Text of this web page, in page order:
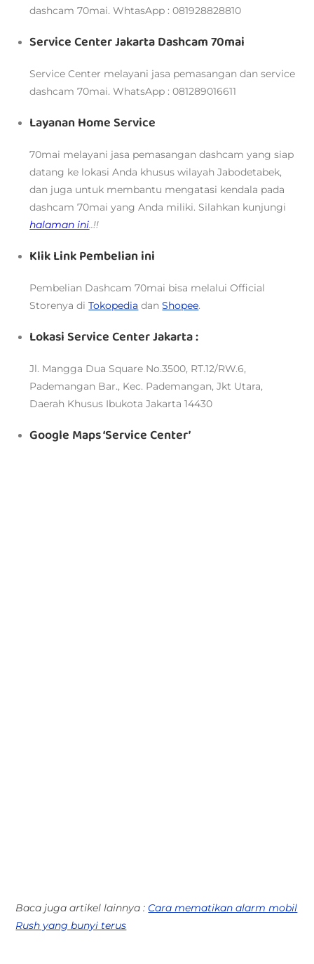
dashcam 70mai. WhtasApp : 081928828810
Service Center Jakarta Dashcam 70mai
Service Center melayani jasa pemasangan dan service
dashcam 70mai. WhatsApp : 081289016611
Layanan Home Service
70mai melayani jasa pemasangan dashcam yang siap
datang ke lokasi Anda khusus wilayah Jabodetabek,
dan juga untuk membantu mengatasi kendala pada
dashcam 70mai yang Anda miliki. Silahkan kunjungi
halaman ini..!!
Klik Link Pembelian ini
Pembelian Dashcam 70mai bisa melaluiOfficial
Storenya diTokopedia danShopee.
Lokasi Service Center Jakarta :
Jl. Mangga Dua Square No.3500, RT.12/RW.6,
Pademangan Bar., Kec. Pademangan, Jkt Utara,
Daerah Khusus Ibukota Jakarta 14430
Google Maps ‘Service Center’
Baca juga artikel lainnya : Cara mematikan alarm mobil
Rush yang bunyi terus